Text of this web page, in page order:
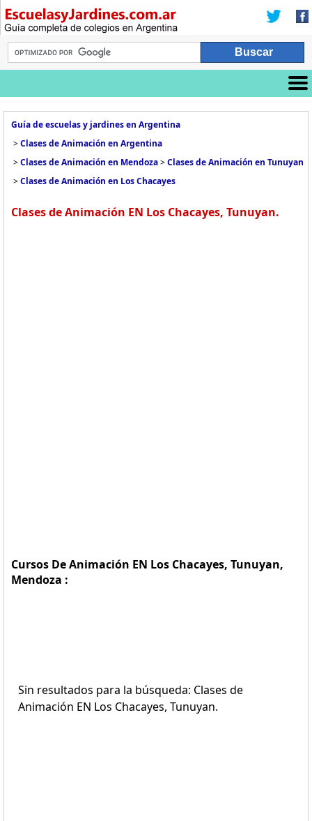
Guía de escuelas y jardines en Argentina
>Clases de Animación en Argentina
>Clases de Animación en Mendoza>Clases de Animación en Tunuyan
>Clases de Animación en Los Chacayes
Clases de Animación EN Los Chacayes, Tunuyan.
Cursos De Animación EN Los Chacayes, Tunuyan,
Mendoza :
Sin resultados para la búsqueda: Clases de
Animación EN Los Chacayes, Tunuyan.